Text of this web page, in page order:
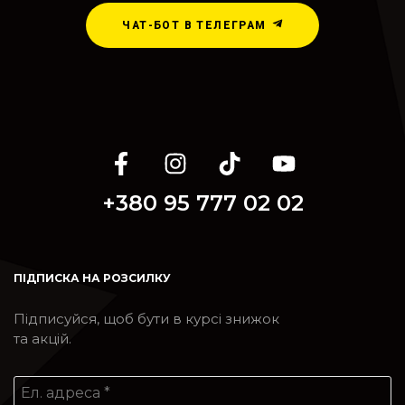
ЧАТ-БОТ В ТЕЛЕГРАМ
+380 95 777 02 02
ПІДПИСКА НА РОЗСИЛКУ
Підписуйся, щоб бути в курсі знижок
та акцій.